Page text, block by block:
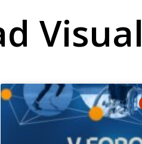
Visual